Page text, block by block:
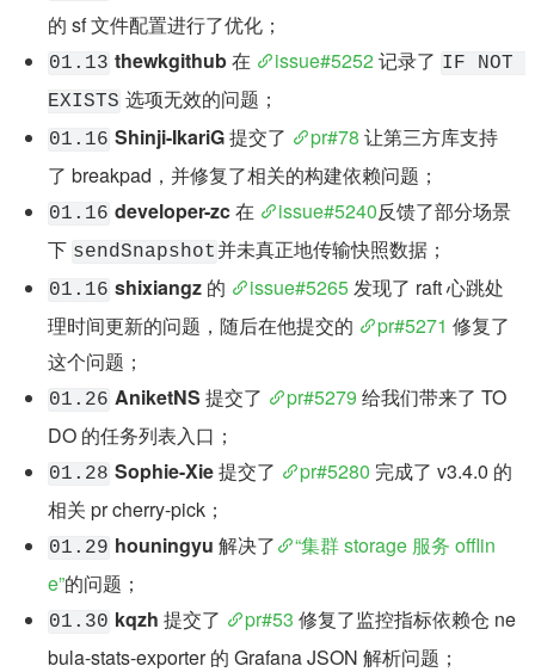
的 sf 文件配置进行了优化；
01.13 thewkgithub 在 issue#5252 记录了 IF NOT
EXISTS 选项无效的问题；
01.16 Shinji-IkariG 提交了 pr#78 让第三方库支持
了 breakpad，并修复了相关的构建依赖问题；
01.16 developer-zc 在 issue#5240反馈了部分场景
下 sendSnapshot并未真正地传输快照数据；
01.16 shixiangz 的 issue#5265 发现了 raft 心跳处
理时间更新的问题，随后在他提交的
pr#5271 修复了
这个问题；
01.26 AniketNS 提交了 pr#5279 给我们带来了 TO
DO 的任务列表入口；
01.28 Sophie-Xie 提交了 pr#5280 完成了 v3.4.0 的
相关 pr cherry-pick；
01.29 houningyu 解决了
“集群 storage 服务 offlin
e”的问题；
01.30 kqzh 提交了 pr#53 修复了监控指标依赖仓 ne
bula-stats-exporter 的 Grafana JSON 解析问题；